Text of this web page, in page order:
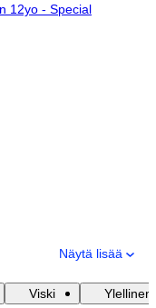
12yo - Special
Näytä lisää
Viski Ylellinen